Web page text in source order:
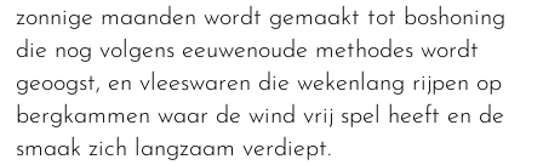
zonnige maanden wordt gemaakt tot boshoning
die nog volgens eeuwenoude methodes wordt
geoogst, en vleeswaren die wekenlang rijpen op
bergkammen waar de wind vrij spel heeft en de
smaak zich langzaam verdiept.